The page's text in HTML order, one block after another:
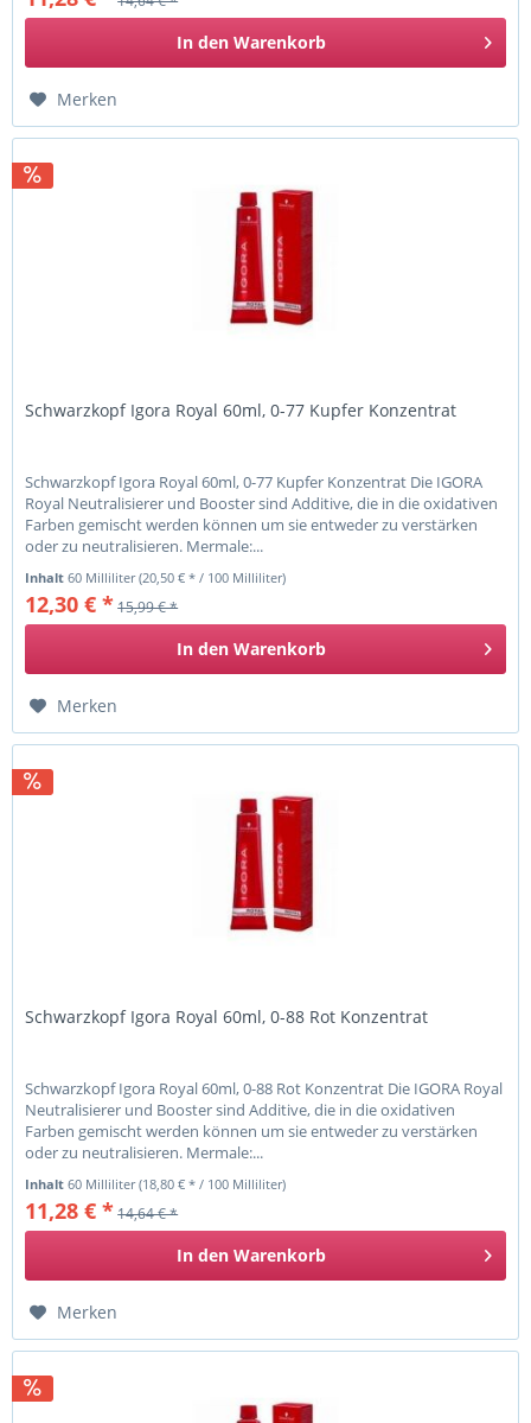
In den Warenkorb
Merken
Schwarzkopf Igora Royal 60ml, 0-77 Kupfer Konzentrat
Schwarzkopf Igora Royal 60ml, 0-77 Kupfer Konzentrat Die IGORA
Royal Neutralisierer und Booster sind Additive, die in die oxidativen
Farben gemischt werden können um sie entweder zu verstärken
oder zu neutralisieren. Mermale:...
Inhalt60 Milliliter(20,50 € * / 100 Milliliter)
12,30 € *15,99 € *
In den Warenkorb
Merken
Schwarzkopf Igora Royal 60ml, 0-88 Rot Konzentrat
Schwarzkopf Igora Royal 60ml, 0-88 Rot Konzentrat Die IGORA Royal
Neutralisierer und Booster sind Additive, die in die oxidativen
Farben gemischt werden können um sie entweder zu verstärken
oder zu neutralisieren. Mermale:...
Inhalt60 Milliliter(18,80 € * / 100 Milliliter)
11,28 € *14,64 € *
In den Warenkorb
Merken